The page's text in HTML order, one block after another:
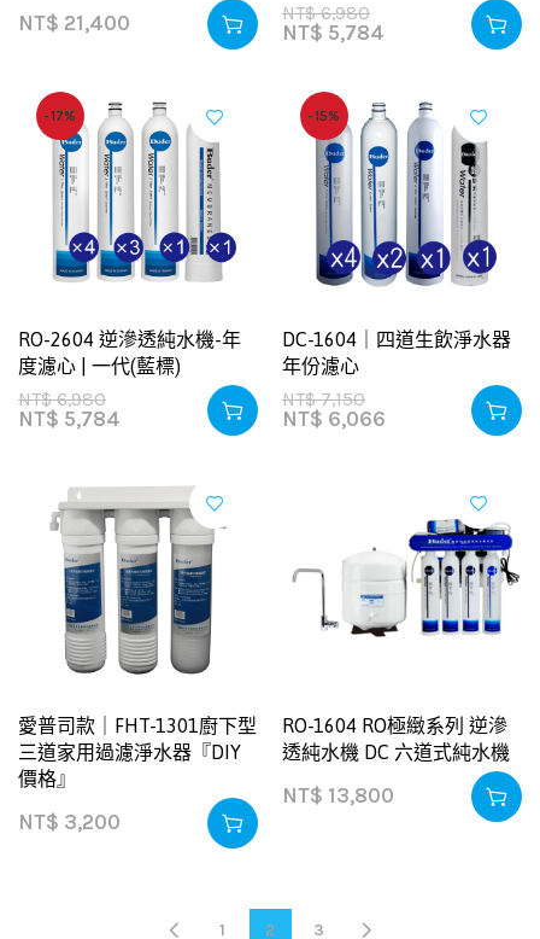
NT$ 21,400 NT$6,980
NT$ 5,784
-17%
RO-2604 逆滲透純水機-年
度濾心 | 一代(藍標)
NT$6,980
NT$ 5,784
-15%
DC-1604｜四道生飲淨水器
年份濾心
NT$7,150
NT$ 6,066
愛普司款｜FHT-1301廚下型
三道家用過濾淨水器『DIY
價格』
NT$ 3,200
RO-1604 RO極緻系列 逆滲
透純水機 DC 六道式純水機
NT$ 13,800
1 2 3